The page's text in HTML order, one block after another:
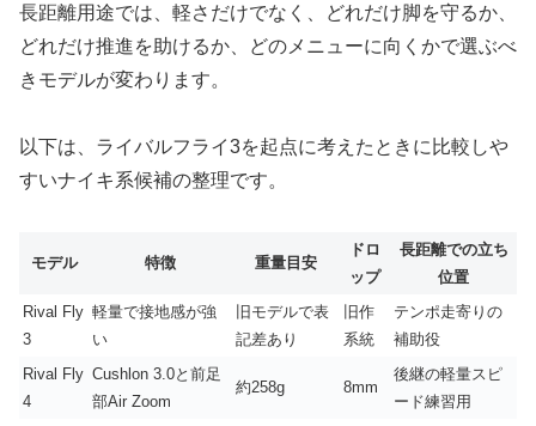
長距離用途では、軽さだけでなく、どれだけ脚を守るか、
どれだけ推進を助けるか、どのメニューに向くかで選ぶべ
きモデルが変わります。
以下は、ライバルフライ3を起点に考えたときに比較しや
すいナイキ系候補の整理です。
モデル 特徴 重量目安
ドロ
ップ
長距離での立ち
位置
Rival Fly
3
軽量で接地感が強
い
旧モデルで表
記差あり
旧作
系統
テンポ走寄りの
補助役
Rival Fly
4
Cushlon 3.0と前足
部Air Zoom
約258g 8mm
後継の軽量スピ
ード練習用